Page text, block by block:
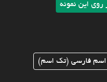
این نمونه
اسم فارسی (تک اسم)